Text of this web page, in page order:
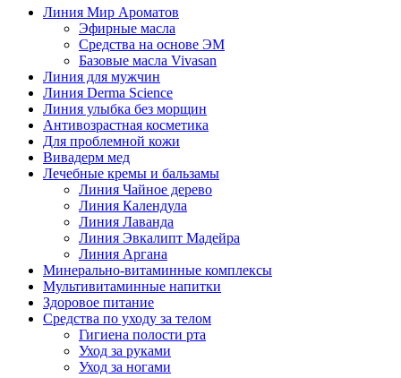
Линия Мир Ароматов
Эфирные масла
Средства на основе ЭМ
Базовые масла Vivasan
Линия для мужчин
Линия Derma Science
Линия улыбка без морщин
Антивозрастная косметика
Для проблемной кожи
Вивадерм мед
Лечебные кремы и бальзамы
Линия Чайное дерево
Линия Календула
Линия Лаванда
Линия Эвкалипт Мадейра
Линия Аргана
Минерально-витаминные комплексы
Мультивитаминные напитки
Здоровое питание
Средства по уходу за телом
Гигиена полости рта
Уход за руками
Уход за ногами